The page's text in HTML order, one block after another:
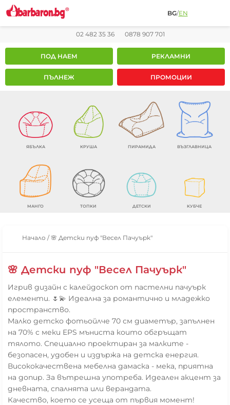
BG/EN
02 482 35 36 0878 907 701
ПОД НАЕМ РЕКЛАМНИ
ПЪЛНЕЖ ПРОМОЦИИ
ЯБЪЛКА КРУША ПИРАМИДА ВЪЗГЛАВНИЦА
МАНГО ТОПКИ ДЕТСКИ КУБЧЕ
Начало /🌸 Детски пуф "Весел Пачуърк"
🌸 Детски пуф "Весел Пачуърк"
Игрив дизайн с калейдоскоп от пастелни пачуърк
елементи. 🌷💫 Идеална за романтично и младежко
пространство.
Малко детско фотьойлче 70 см диаметър, запълнен
на 70% с меки EPS мъниста които обгръщат
тялото. Специално проектиран за малките -
безопасен, удобен и издържа на детска енергия.
Висококачествена мебелна дамаска - мека, приятна
на допир. За вътрешна употреба. Идеален акцент за
дневната, спалнята или верандата.
Качество, което се усеща от първия момент!